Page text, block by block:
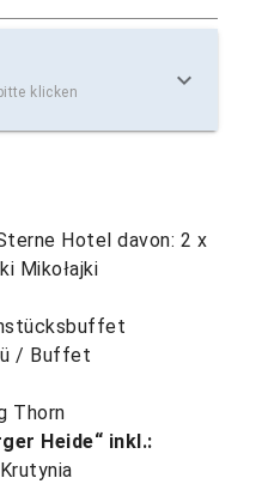
klicken
Hotel davon: 2 x
Mikołajki
/ Buffet
Thorn
Heide“ inkl.: